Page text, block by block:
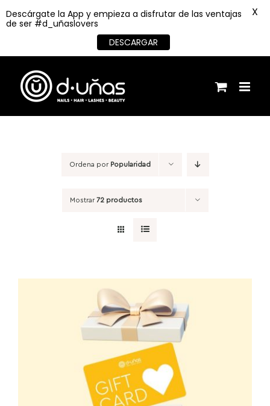
contenido
Ordena por Popularidad
Mostrar72 productos
Descárgate la App y empieza a disfrutar de las ventajas
de ser #d_uñaslovers
DESCARGAR
X